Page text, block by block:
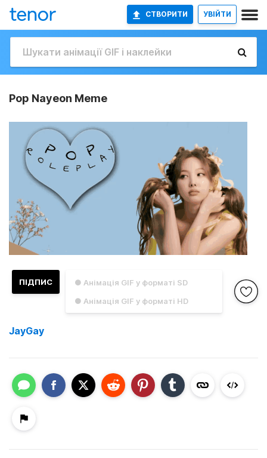
СТВОРИТИ УВІЙТИ
Pop Nayeon Meme
● Анімація GIF у форматі SD
● Анімація GIF у форматі HD
ПІДПИС
JayGay